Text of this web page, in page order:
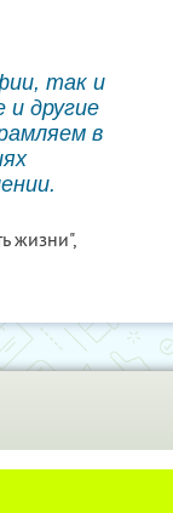
так и
другие
в
жизни",